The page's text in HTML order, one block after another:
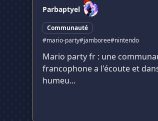
Parbaptyel
Communauté
#mario-party#jamboree#nintendo
Mario party fr : une
francophone a l'écoute et
humeu...